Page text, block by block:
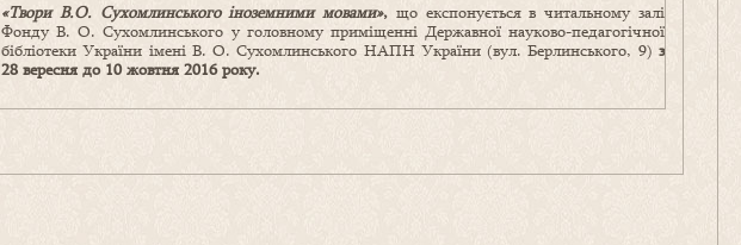
«Твори В.О. Сухомлинського іноземними мовами», що експонується в читальному залі
Фонду В. О. Сухомлинського у головному приміщенні Державної науково-педагогічної
бібліотеки України імені В. О. Сухомлинського НАПН України (вул. Берлинського, 9) з
28 вересня до 10 жовтня 2016 року.